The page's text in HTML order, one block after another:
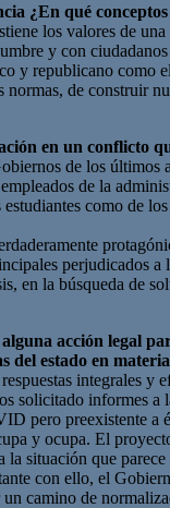
¿En qué
los valores de
y con
y republicano
de construir
en un conflicto
de los
de la
como
perjudicados
en la búsqueda de
acción legal
del estado en
solicitado informes
pero preexistente a
y ocupa. El
situación que
con ello, el
camino de